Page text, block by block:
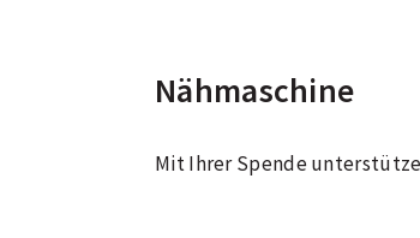
Nähmaschine
Mit Ihrer Spende